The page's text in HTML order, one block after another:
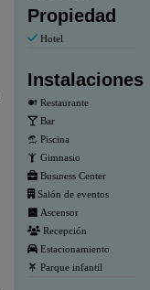
Propiedad
Hotel
Instalaciones
Restaurante
Bar
Piscina
Gimnasio
Business Center
Salón de eventos
Ascensor
Recepción
Estacionamiento
Parque infantil